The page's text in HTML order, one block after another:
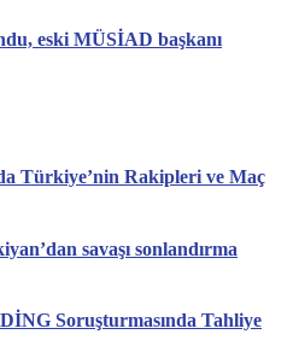
eski MÜSİAD başkanı
Türkiye’nin Rakipleri ve Maç
savaşı sonlandırma
Soruşturmasında Tahliye